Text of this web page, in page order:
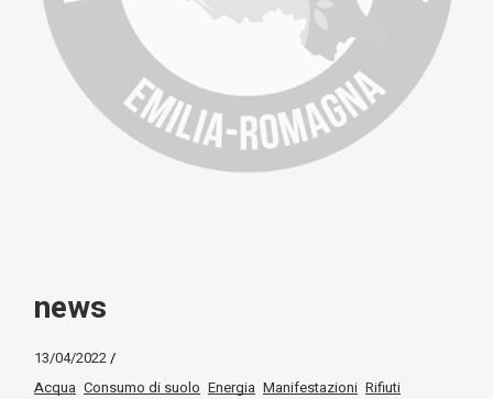
news
13/04/2022
Acqua Consumo di suolo Energia Manifestazioni Rifiuti